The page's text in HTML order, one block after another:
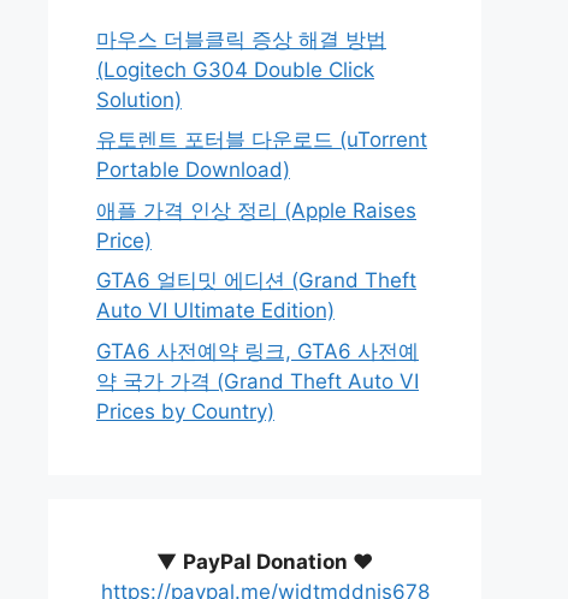
마우스 더블클릭 증상 해결 방법
(Logitech G304 Double Click
Solution)
유토렌트 포터블 다운로드 (uTorrent
Portable Download)
애플 가격 인상 정리 (Apple Raises
Price)
GTA6 얼티밋 에디션 (Grand Theft
Auto VI Ultimate Edition)
GTA6 사전예약 링크, GTA6 사전예
약 국가 가격 (Grand Theft Auto VI
Prices by Country)
▼ PayPal Donation ♥️
https://paypal.me/wjdtmddnjs678